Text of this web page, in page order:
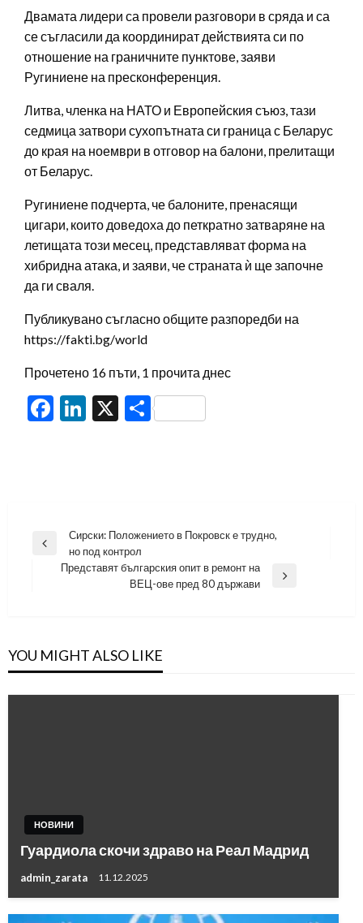
Двамата лидери са провели разговори в сряда и са
се съгласили да координират действията си по
отношение на граничните пунктове, заяви
Ругиниене на пресконференция.
Литва, членка на НАТО и Европейския съюз, тази
седмица затвори сухопътната си граница с Беларус
до края на ноември в отговор на балони, прелитащи
от Беларус.
Ругиниене подчерта, че балоните, пренасящи
цигари, които доведоха до петкратно затваряне на
летищата този месец, представляват форма на
хибридна атака, и заяви, че страната ѝ ще започне
да ги сваля.
Публикувано съгласно общите разпоредби на
https://fakti.bg/world
Прочетено 16 пъти, 1 прочита днес
Facebook
LinkedIn
X Share
Навигация
Previous
Сирски: Положението в Покровск е трудно,
но под контрол
Представят българския опит в ремонт на
ВЕЦ-ове пред 80 държави
YOU MIGHT ALSO LIKE
НОВИНИ
Гуардиола скочи здраво на Реал Мадрид
admin_zarata 11.12.2025